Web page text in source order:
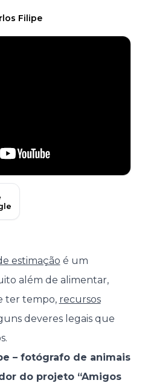
Filipe
estimação é um
além de alimentar,
ter tempo, recursos
deveres legais que
– fotógrafo de animais
do projeto “Amigos